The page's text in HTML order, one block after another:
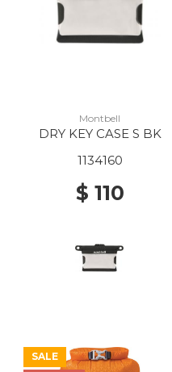
Montbell
DRY KEY CASE S BK
1134160
$ 110
SALE